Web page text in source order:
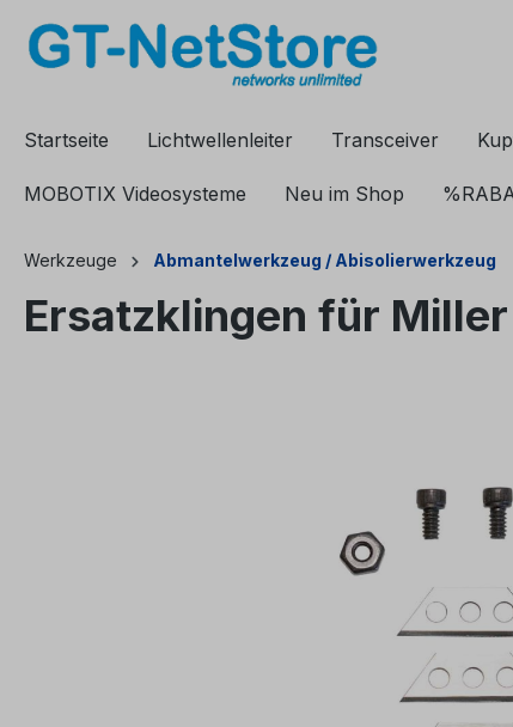
Zur Hauptnavigation springen
Startseite Lichtwellenleiter Transceiver
MOBOTIX Videosysteme Neu im Shop
Werkzeuge Abmantelwerkzeug / Abisolierwerkzeug
Ersatzklingen für